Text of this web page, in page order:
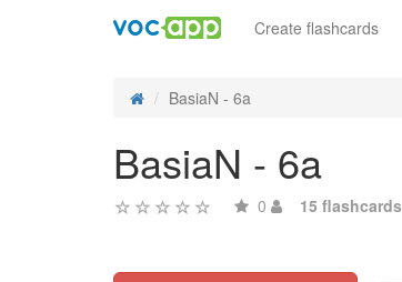
Create flashcards
BasiaN - 6a
BasiaN - 6a
0 15 flashcards